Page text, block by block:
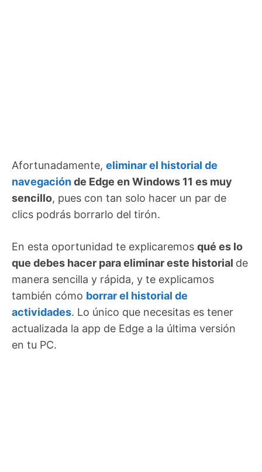
Afortunadamente, eliminar el historial de
navegaciónde Edge en Windows 11 es muy
sencillo, pues con tan solo hacer un par de
clics podrás borrarlo del tirón.
En esta oportunidad te explicaremos qué es lo
que debes hacer para eliminar este historial de
manera sencilla y rápida, y te explicamos
también cómo borrar el historial de
actividades. Lo único que necesitas es tener
actualizada la app de Edge a la última versión
en tu PC.